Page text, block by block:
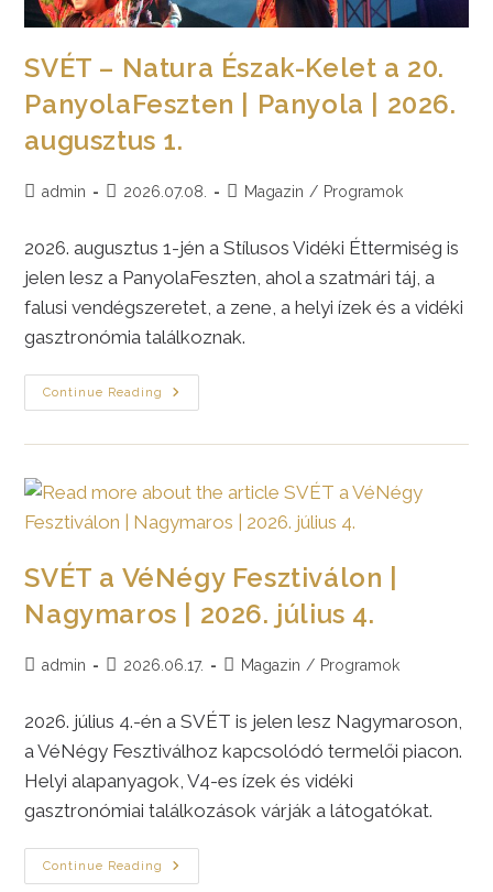
SVÉT – Natura Észak-Kelet a 20.
PanyolaFeszten | Panyola | 2026.
augusztus 1.
Postadmin
Post2026.07.08.
PostMagazin / Programok
2026. augusztus 1-jén a Stílusos Vidéki Éttermiség is
jelen lesz a PanyolaFeszten, ahol a szatmári táj, a
falusi vendégszeretet, a zene, a helyi ízek és a vidéki
gasztronómia találkoznak.
Continue Reading
SVÉT
–
20.
PanyolaFeszten
|
Panyola
Augusztus
SVÉT a VéNégy Fesztiválon |
Nagymaros | 2026. július 4.
Postadmin
Post2026.06.17.
PostMagazin / Programok
2026. július 4.-én a SVÉT is jelen lesz Nagymaroson,
a VéNégy Fesztiválhoz kapcsolódó termelői piacon.
Helyi alapanyagok, V4-es ízek és vidéki
gasztronómiai találkozások várják a látogatókat.
Continue Reading
SVÉT
A